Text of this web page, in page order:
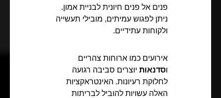
פנים אל פנים חיונית לבניית אמון.
ניתן לפגוש עמיתים, מובילי תעשייה
ולקוחות עתידיים.
אירועים כמו ארוחות צהריים
וסדנאות יוצרים סביבה רגועה
לחלוקת רעיונות. האינטראקציות
האלה עשויות להוביל לבריתות